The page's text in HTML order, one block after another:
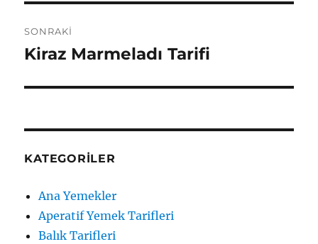
SONRAKI
Sonraki
Kiraz Marmeladı Tarifi
KATEGORILER
Ana Yemekler
Aperatif Yemek Tarifleri
Balık Tarifleri